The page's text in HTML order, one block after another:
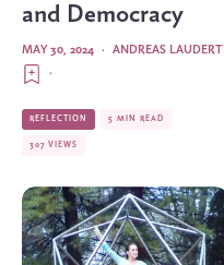
and Democracy
ANDREAS LAUDERT
·
MAY 30, 2024
·
REFLECTION 5 MIN READ
307 VIEWS